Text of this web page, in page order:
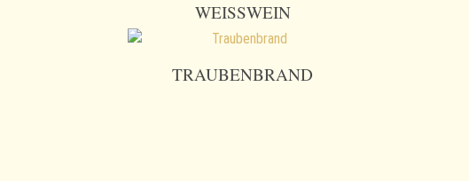
WEISSWEIN
TRAUBENBRAND